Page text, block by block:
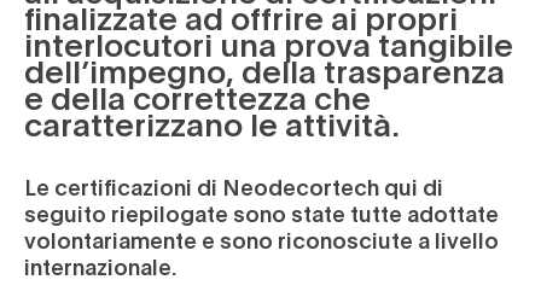
finalizzate ad offrire ai propri
interlocutori una prova tangibile
dell’impegno, della trasparenza
e della correttezza che
caratterizzano le attività.
Le certificazioni di Neodecortech qui di
seguito riepilogate sono state tutte adottate
volontariamente e sono riconosciute a livello
internazionale.